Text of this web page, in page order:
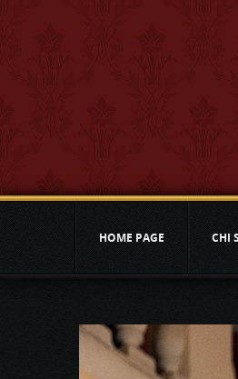
HOME PAGE CHI